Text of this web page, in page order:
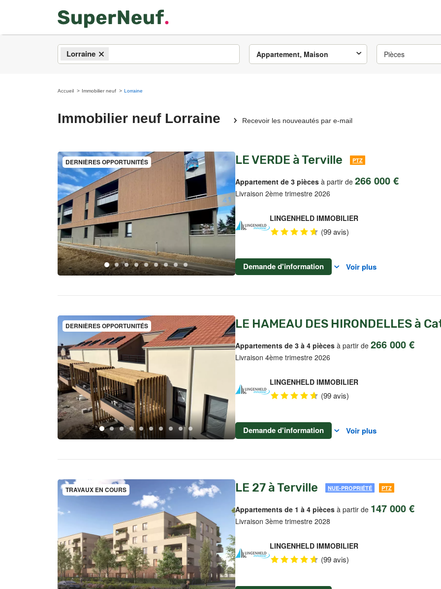
×
Lorraine Appartement, Maison Pièces
Accueil Immobilier neuf Lorraine
Immobilier neuf Lorraine Recevoir les nouveautés par e-mail
DERNIÈRES OPPORTUNITÉS LE VERDE à Terville PTZ
Appartement de 3 pièces à partir de 266 000 €
Livraison 2ème trimestre 2026
LINGENHELD IMMOBILIER
(99 avis)
Demande d'information Voir plus
DERNIÈRES OPPORTUNITÉS LE HAMEAU DES HIRONDELLES à
Appartements de 3 à 4 pièces à partir de 266 000 €
Livraison 4ème trimestre 2026
LINGENHELD IMMOBILIER
(99 avis)
Demande d'information Voir plus
TRAVAUX EN COURS LE 27 à Terville NUE-PROPRIÉTÉ PTZ
Appartements de 1 à 4 pièces à partir de 147 000 €
Livraison 3ème trimestre 2028
LINGENHELD IMMOBILIER
(99 avis)